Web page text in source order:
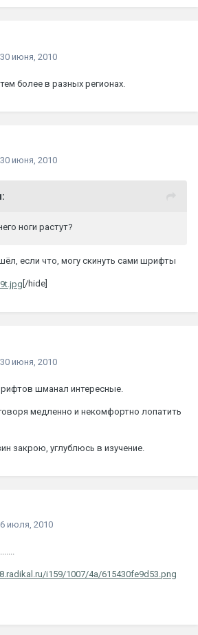
30 июня, 2010
более в разных регионах.
30 июня, 2010
ноги растут?
если что, могу скинуть сами шрифты
[/hide]
30 июня, 2010
шманал интересные.
медленно и некомфортно лопатить
закрою, углублюсь в изучение.
6 июля, 2010
i159/1007/4a/615430fe9d53.png